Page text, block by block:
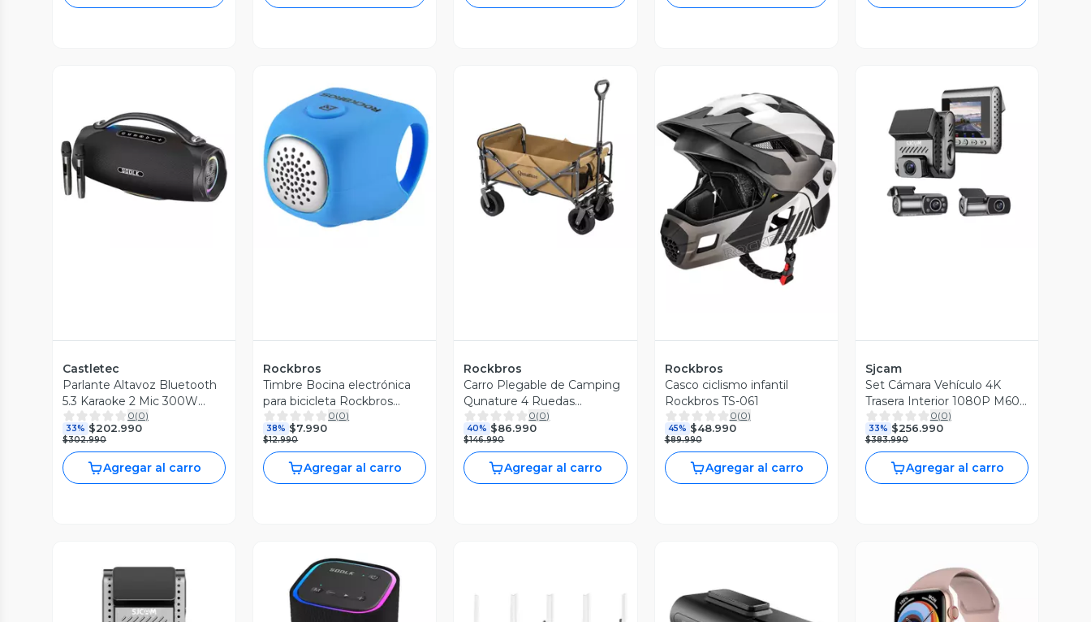
Vista Previa
Castletec
Parlante Altavoz Bluetooth
5.3 Karaoke 2 Mic 300W
24000mAh IPX6 TWS
SODLK S1620
0(0)
33% $202.990
$302.990
Agregar al carro
Vista Previa
Rockbros
Timbre Bocina electrónica
para bicicleta Rockbros
CB170 - azul
0(0)
38% $7.990
$12.990
Agregar al carro
Vista Previa
Rockbros
Carro Plegable de Camping
Qunature 4 Ruedas
Todoterreno 150kg
0(0)
40% $86.990
$146.990
Agregar al carro
Vista Previa
Rockbros
Casco ciclismo infantil
Rockbros TS-061
0(0)
45% $48.990
$89.990
Agregar al carro
Vista Previa
Sjcam
Set Cámara Vehículo 4K
Trasera Interior 1080P M60-
3CH
0(0)
33% $256.990
$383.990
Agregar al carro